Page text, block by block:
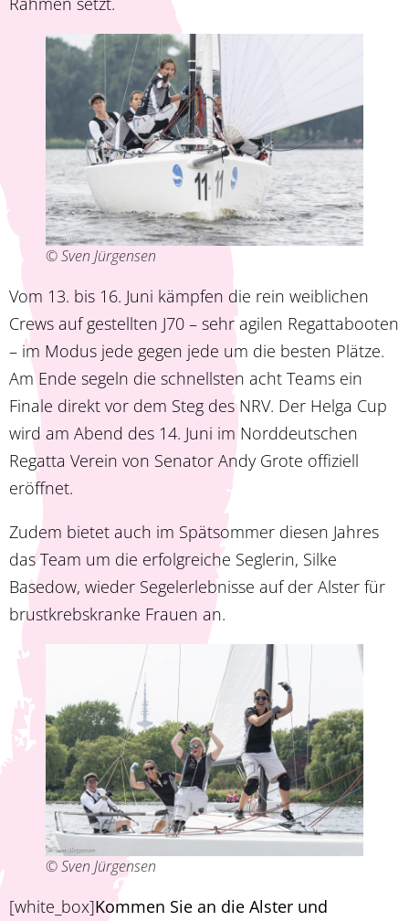
© Sven Jürgensen
Vom 13. bis 16. Juni kämpfen die rein weiblichen
Crews auf gestellten J70 – sehr agilen Regattabooten
– im Modus jede gegen jede um die besten Plätze.
Am Ende segeln die schnellsten acht Teams ein
Finale direkt vor dem Steg des NRV. Der Helga Cup
wird am Abend des 14. Juni im Norddeutschen
Regatta Verein von Senator Andy Grote offiziell
eröffnet.
Zudem bietet auch im Spätsommer diesen Jahres
das Team um die erfolgreiche Seglerin, Silke
Basedow, wieder Segelerlebnisse auf der Alster für
brustkrebskranke Frauen an.
© Sven Jürgensen
[white_box]Kommen Sie an die Alster und